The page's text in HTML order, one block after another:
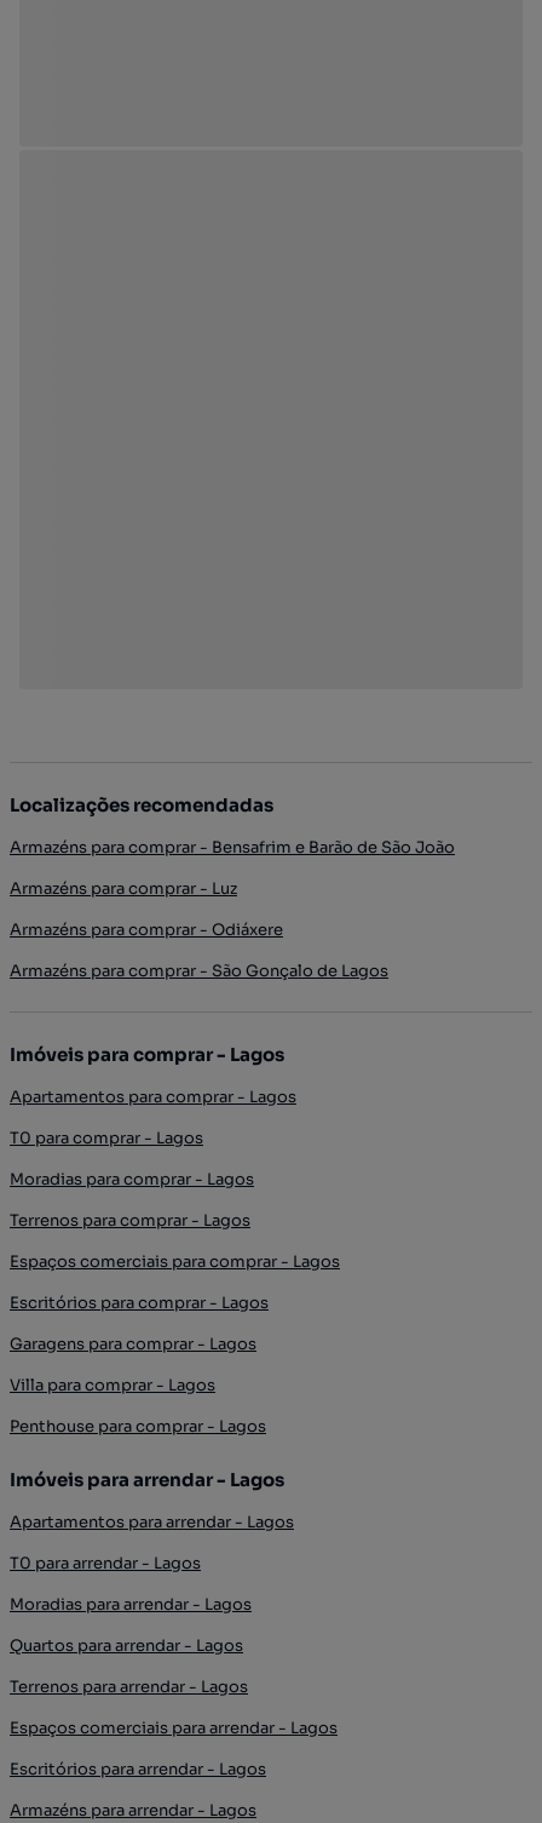
Localizações recomendadas
Armazéns para comprar - Bensafrim e Barão de São João
Armazéns para comprar - Luz
Armazéns para comprar - Odiáxere
Armazéns para comprar - São Gonçalo de Lagos
Imóveis para comprar - Lagos
Apartamentos para comprar - Lagos
T0 para comprar - Lagos
Moradias para comprar - Lagos
Terrenos para comprar - Lagos
Espaços comerciais para comprar - Lagos
Escritórios para comprar - Lagos
Garagens para comprar - Lagos
Villa para comprar - Lagos
Penthouse para comprar - Lagos
Imóveis para arrendar - Lagos
Apartamentos para arrendar - Lagos
T0 para arrendar - Lagos
Moradias para arrendar - Lagos
Quartos para arrendar - Lagos
Terrenos para arrendar - Lagos
Espaços comerciais para arrendar - Lagos
Escritórios para arrendar - Lagos
Armazéns para arrendar - Lagos